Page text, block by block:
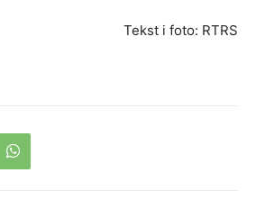
Tekst i foto: RTRS